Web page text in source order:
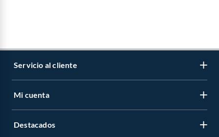
Servicio al cliente
Libro de reclamaciones
Mi cuenta
Regístrate
Destacados